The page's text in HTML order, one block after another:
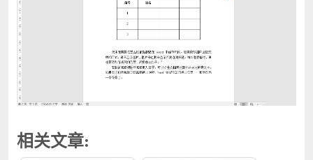
相关文章: